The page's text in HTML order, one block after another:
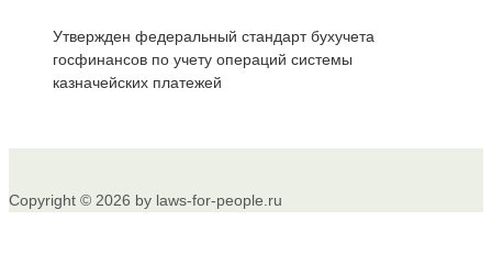
Утвержден федеральный стандарт бухучета
госфинансов по учету операций системы
казначейских платежей
Copyright © 2026 by laws-for-people.ru